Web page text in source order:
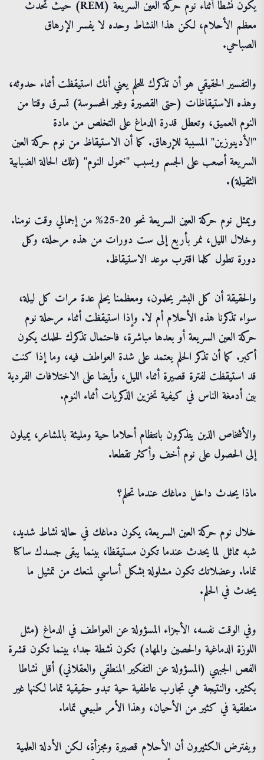
يكون نشطا أثناء نوم حركة العين السريعة (REM) حيث تحدث
معظم الأحلام، لكن هذا النشاط وحده لا يفسر الإرهاق
الصباحي.
والتفسير الحقيقي هو أن تذكرك للحلم يعني أنك استيقظت أثناء حدوثه،
وهذه الاستيقاظات (حتى القصيرة وغير المحسوسة) تسرق وقتا من
النوم العميق، وتعطل قدرة الدماغ على التخلص من مادة
"الأدينوزين" المسببة للإرهاق. كما أن الاستيقاظ من نوم حركة العين
السريعة أصعب على الجسم ويسبب "خمول النوم" (تلك الحالة الضبابية
الثقيلة).
ويمثل نوم حركة العين السريعة نحو 20-25% من إجمالي وقت نومنا.
وخلال الليل، نمر بأربع إلى ست دورات من هذه مرحلة، وكل
دورة تطول كلما اقترب موعد الاستيقاظ.
والحقيقة أن كل البشر يحلمون، ومعظمنا يحلم عدة مرات كل ليلة،
سواء تذكرنا هذه الأحلام أم لا. وإذا استيقظت أثناء مرحلة نوم
حركة العين السريعة أو بعدها مباشرة، فاحتمال تذكرك لحلمك يكون
أكبر. كما أن تذكر الحلم يعتمد على شدة العواطف فيه، وما إذا كنت
قد استيقظت لفترة قصيرة أثناء الليل، وأيضا على الاختلافات الفردية
بين أدمغة الناس في كيفية تخزين الذكريات أثناء النوم.
والأشخاص الذين يتذكرون بانتظام أحلاما حية ومليئة بالمشاعر، يميلون
إلى الحصول على نوم أخف وأكثر تقطعا.
ماذا يحدث داخل دماغك عندما تحلم؟
خلال نوم حركة العين السريعة، يكون دماغك في حالة نشاط شديد،
شبه مماثل لما يحدث عندما تكون مستيقظا، بينما يبقى جسدك ساكنا
تماما. وعضلاتك تكون مشلولة بشكل أساسي لمنعك من تمثيل ما
يحدث في الحلم.
وفي الوقت نفسه، الأجزاء المسؤولة عن العواطف في الدماغ (مثل
اللوزة الدماغية والحصين والمهاد) تكون نشطة جدا، بينما تكون قشرة
الفص الجبهي (المسؤولة عن التفكير المنطقي والعقلاني) أقل نشاطا
بكثير. والنتيجة هي تجارب عاطفية حية تبدو حقيقية تماما لكنها غير
منطقية في كثير من الأحيان، وهذا الأمر طبيعي تماما.
ويفترض الكثيرون أن الأحلام قصيرة ومجزأة، لكن الأدلة العلمية